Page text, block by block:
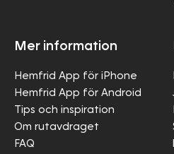
Mer information
Hemfrid App för iPhone
Hemfrid App för Android
Tips och inspiration
Om rutavdraget
FAQ